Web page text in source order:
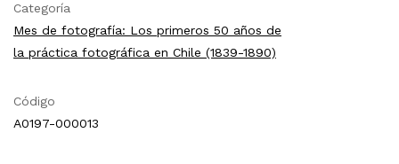
Categoría
Mes de fotografía: Los primeros 50 años de
la práctica fotográfica en Chile (1839-1890)
Código
A0197-000013